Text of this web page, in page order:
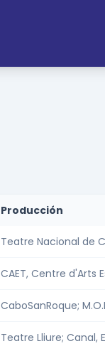
Producción
Teatre Nacional de
CAET, Centre d'Arts
CaboSanRoque;
Teatre Lliure; Canal,